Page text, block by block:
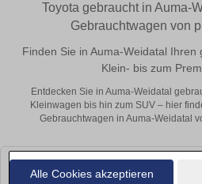
Alle Cookies akzeptieren
Toyota gebraucht in Auma-
Gebrauchtwagen von
Finden Sie in Auma-Weidatal Ihren
Klein- bis zum
Entdecken Sie in Auma-Weidatal
Kleinwagen bis hin zum SUV – hier
Gebrauchtwagen in Auma-Weidatal
Leider konnten wir derzeit keine
bald wieder vorbei!